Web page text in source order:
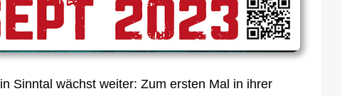
in Sinntal wächst weiter: Zum ersten Mal in ihrer